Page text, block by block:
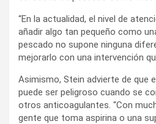
“En la actualidad, el nivel de
añadir algo tan pequeño como
pescado no supone ninguna
mejorarlo con una intervención
Asimismo, Stein advierte de que
puede ser peligroso cuando se
otros anticoagulantes. “Con
gente que toma aspirina o una